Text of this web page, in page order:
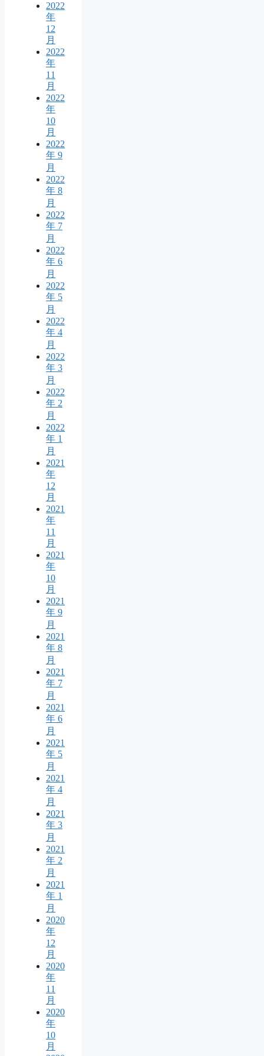
2022
年
12
月
2022
年
11
月
2022
年
10
月
2022
年 9
月
2022
年 8
月
2022
年 7
月
2022
年 6
月
2022
年 5
月
2022
年 4
月
2022
年 3
月
2022
年 2
月
2022
年 1
月
2021
年
12
月
2021
年
11
月
2021
年
10
月
2021
年 9
月
2021
年 8
月
2021
年 7
月
2021
年 6
月
2021
年 5
月
2021
年 4
月
2021
年 3
月
2021
年 2
月
2021
年 1
月
2020
年
12
月
2020
年
11
月
2020
年
10
月